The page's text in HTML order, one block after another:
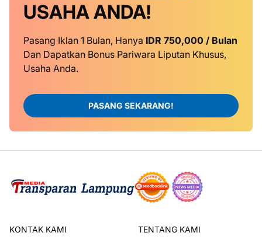
USAHA ANDA!
Pasang Iklan 1 Bulan, Hanya IDR 750,000 / Bulan
Dan Dapatkan Bonus Pariwara Liputan Khusus,
Usaha Anda.
PASANG SEKARANG!
KONTAK KAMI TENTANG KAMI